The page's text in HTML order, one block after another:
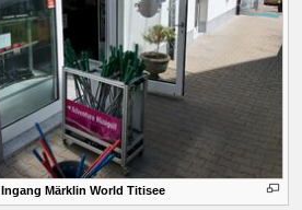
Ingang Märklin World Titisee